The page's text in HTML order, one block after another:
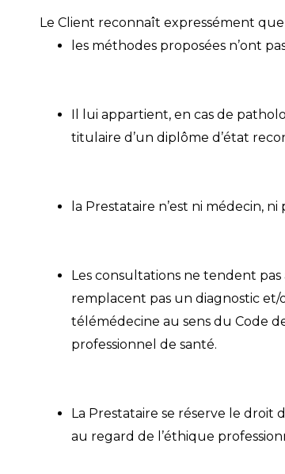
Le Client reconnaît expressément que
les méthodes proposées n’ont
Il lui appartient, en cas de
titulaire d’un diplôme d’état
la Prestataire n’est ni médecin,
Les consultations ne tendent
remplacent pas un diagnostic
télémédecine au sens du Code
professionnel de santé.
La Prestataire se réserve le
au regard de l’éthique